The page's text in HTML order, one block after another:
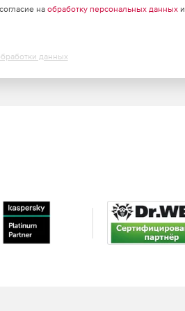
на обработку персональных данныхи
данных